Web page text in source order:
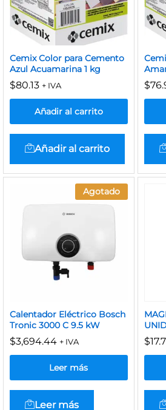
Cemix Color para Cemento
Azul Acuamarina 1 kg
$80.13 + IVA
Añadir al carrito
Añadir al carrito
$
Agotado
Calentador Eléctrico Bosch
Tronic 3000 C 9.5 kW
$3,694.44 + IVA
Leer más
Leer más
$